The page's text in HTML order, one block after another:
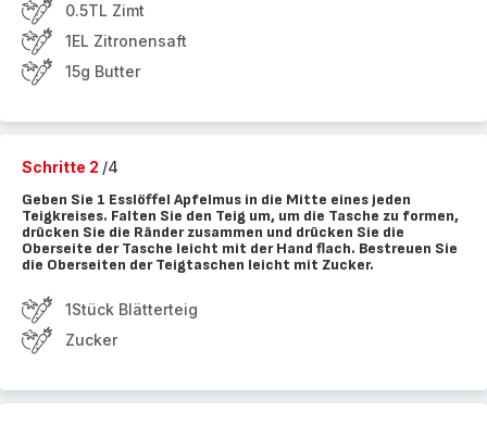
0.5TL Zimt
1EL Zitronensaft
15g Butter
Schritte 2 /4
Geben Sie 1 Esslöffel Apfelmus in die Mitte eines jeden
Teigkreises. Falten Sie den Teig um, um die Tasche zu formen,
drücken Sie die Ränder zusammen und drücken Sie die
Oberseite der Tasche leicht mit der Hand flach. Bestreuen Sie
die Oberseiten der Teigtaschen leicht mit Zucker.
1Stück Blätterteig
Zucker